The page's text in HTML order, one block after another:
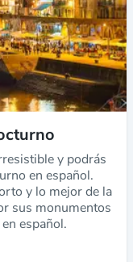
y podrás
en español.
y lo mejor de la
sus monumentos
español.